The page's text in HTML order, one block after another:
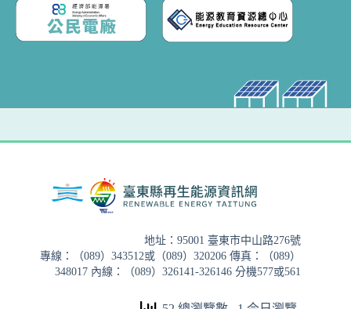
地址：95001 臺東市中山路276號
專線：（089）343512或（089）320206 傳真：（089）
348017 內線：（089）326141-326146 分機577或561